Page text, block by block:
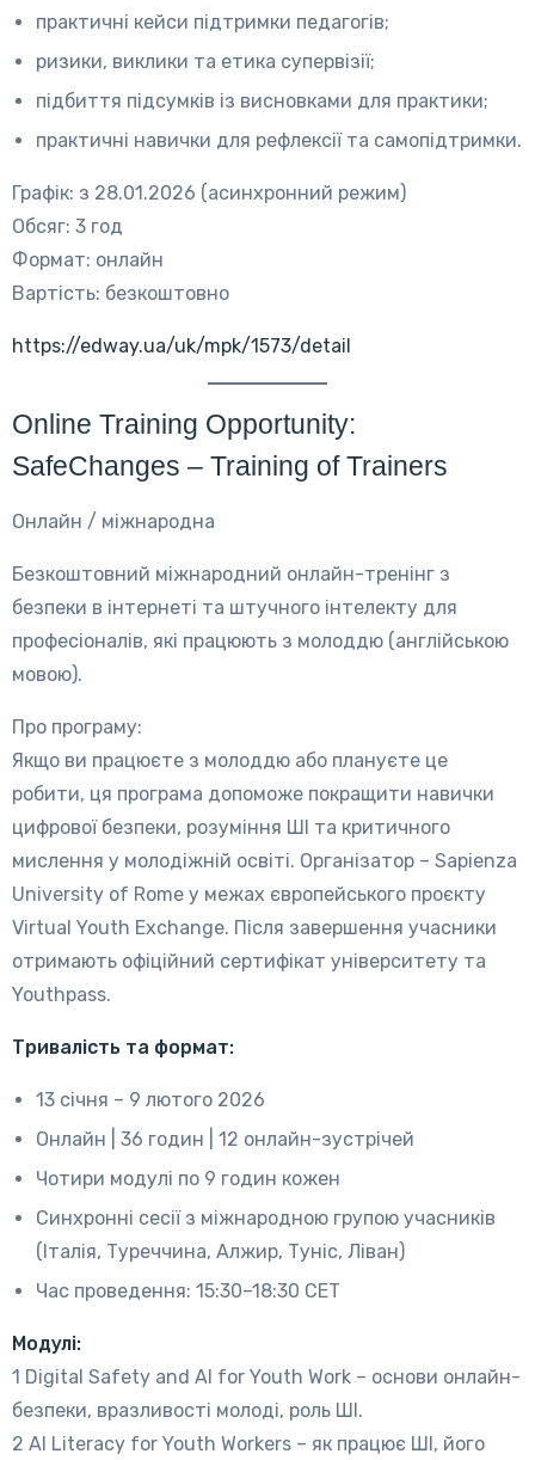
практичні кейси підтримки педагогів;
ризики, виклики та етика супервізії;
підбиття підсумків із висновками для практики;
практичні навички для рефлексії та самопідтримки.
Графік: з 28.01.2026 (асинхронний режим)
Обсяг: 3 год
Формат: онлайн
Вартість: безкоштовно
https://edway.ua/uk/mpk/1573/detail
Online Training Opportunity:
SafeChanges – Training of Trainers
Онлайн / міжнародна
Безкоштовний міжнародний онлайн-тренінг з
безпеки в інтернеті та штучного інтелекту для
професіоналів, які працюють з молоддю (англійською
мовою).
Про програму:
Якщо ви працюєте з молоддю або плануєте це
робити, ця програма допоможе покращити навички
цифрової безпеки, розуміння ШІ та критичного
мислення у молодіжній освіті. Організатор – Sapienza
University of Rome у межах європейського проєкту
Virtual Youth Exchange. Після завершення учасники
отримають офіційний сертифікат університету та
Youthpass.
Тривалість та формат:
13 січня – 9 лютого 2026
Онлайн | 36 годин | 12 онлайн-зустрічей
Чотири модулі по 9 годин кожен
Синхронні сесії з міжнародною групою учасників
(Італія, Туреччина, Алжир, Туніс, Ліван)
Час проведення: 15:30–18:30 CET
Модулі:
1 Digital Safety and AI for Youth Work – основи онлайн-
безпеки, вразливості молоді, роль ШІ.
2 AI Literacy for Youth Workers – як працює ШІ, його